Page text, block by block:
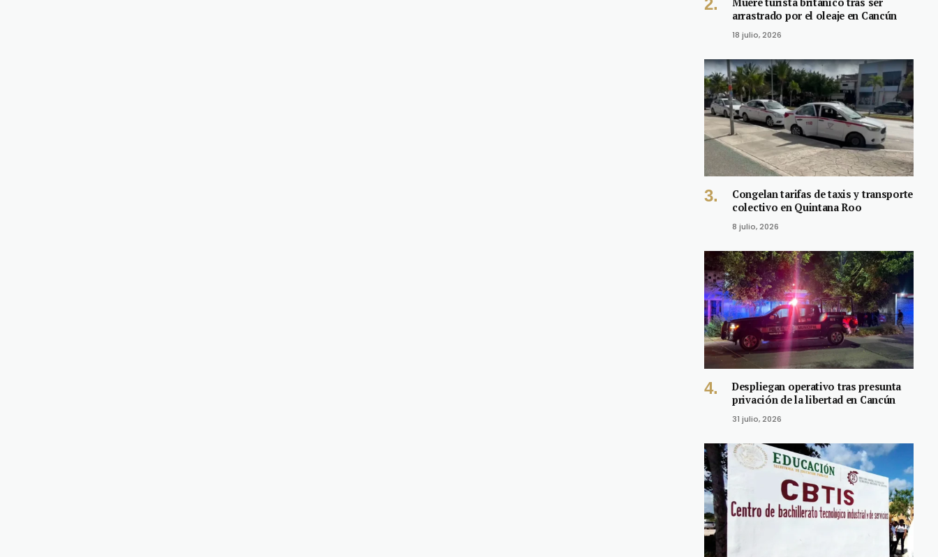
arrastrado por el oleaje en Cancún
18 julio, 2026
Congelan tarifas de taxis y transporte
colectivo en Quintana Roo
8 julio, 2026
Despliegan operativo tras presunta
privación de la libertad en Cancún
31 julio, 2026